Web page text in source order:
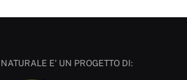
E' UN PROGETTO DI: